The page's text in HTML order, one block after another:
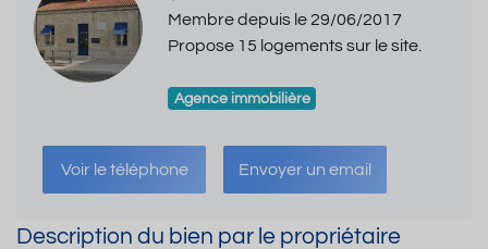
Membre depuis le 29/06/2017
Propose 15 logements sur le site.
Agence immobilière
Voir le téléphone Envoyer un email
Description du bien par le propriétaire